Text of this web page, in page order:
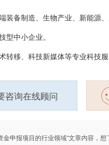
装备制造、生物产业、新能源
型中小企业。
移、科技新媒体等专业科技服
咨询在线顾问
金申报项目的行业领域”文章内容，想